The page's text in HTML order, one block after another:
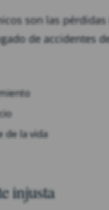
son las
de accidentes
de la vida
injusta